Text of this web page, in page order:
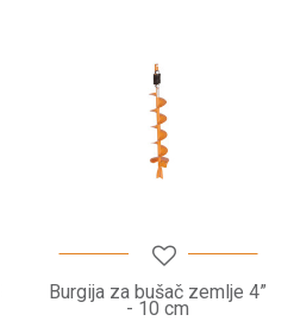
Burgija za bušač zemlje 4”
- 10 cm